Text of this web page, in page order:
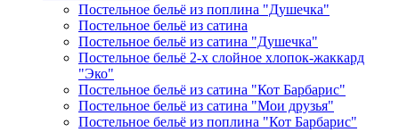
Постельное бельё из поплина "Душечка"
Постельное бельё из сатина
Постельное бельё из сатина "Душечка"
Постельное бельё 2-х слойное хлопок-жаккард
"Эко"
Постельное бельё из сатина "Кот Барбарис"
Постельное бельё из сатина "Мои друзья"
Постельное бельё из поплина "Кот Барбарис"